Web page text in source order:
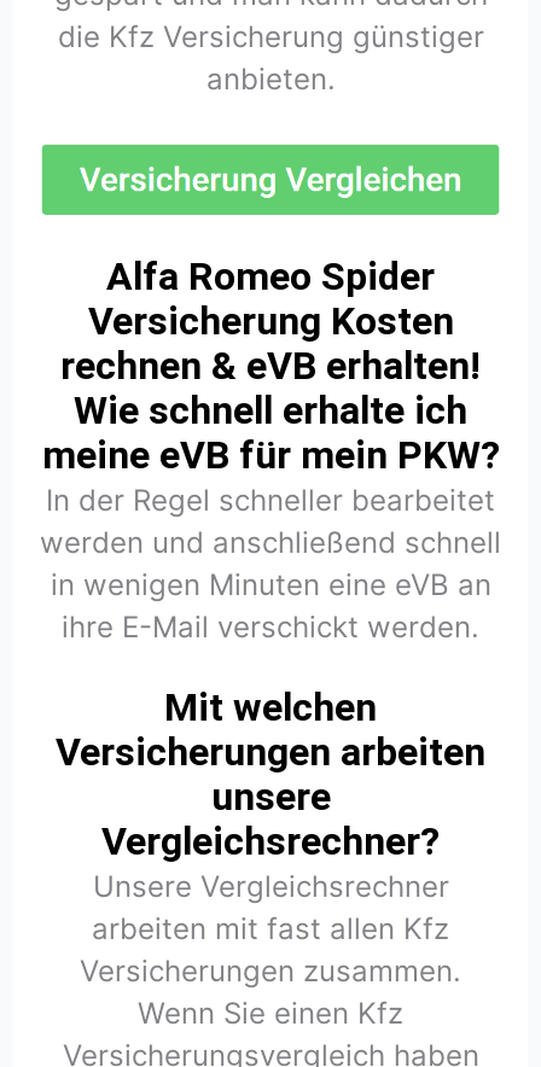
die Kfz Versicherung günstiger
anbieten.
Alfa Romeo Spider
Versicherung Kosten
rechnen & eVB erhalten!
Wie schnell erhalte ich
meine eVB für mein PKW?
In der Regel schneller bearbeitet
werden und anschließend schnell
in wenigen Minuten eine eVB an
ihre E-Mail verschickt werden.
Mit welchen
Versicherungen arbeiten
unsere
Vergleichsrechner?
Unsere Vergleichsrechner
arbeiten mit fast allen Kfz
Versicherungen zusammen.
Wenn Sie einen Kfz
Versicherungsvergleich haben